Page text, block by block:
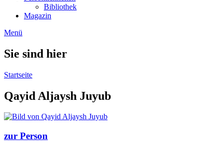
Bibliothek
Magazin
Menü
Sie sind hier
Startseite
Qayid Aljaysh Juyub
zur Person